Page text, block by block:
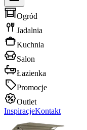
Ogród
Jadalnia
Kuchnia
Salon
Łazienka
Promocje
Outlet
InspiracjeKontakt